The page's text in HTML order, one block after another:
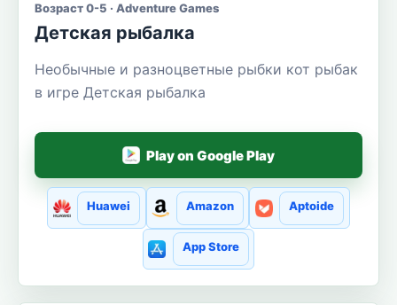
Возраст 0-5 · Adventure Games
Детская рыбалка
Необычные и разноцветные рыбки кот рыбак
в игре Детская рыбалка
Play on Google Play
Huawei Amazon Aptoide
App Store